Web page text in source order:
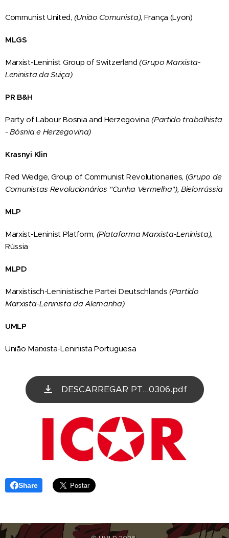
Communist United, (União Comunista), França (Lyon)
MLGS
Marxist-Leninist Group of Switzerland(Grupo Marxista-
Leninista da Suiça)
PR B&H
Party of Labour Bosnia and Herzegovina(Partido trabalhista
- Bósnia e Herzegovina)
Krasnyi Klin
Red Wedge, Group of Communist Revolutionaries, (Grupo de
Comunistas Revolucionários "Cunha Vermelha"), Bielorrússia
MLP
Marxist-Leninist Platform, (Plataforma Marxista-Leninista),
Rússia
MLPD
Marxistisch-Leninistische Partei Deutschlands(Partido
Marxista-Leninista da Alemanha)
UMLP
União Marxista-Leninista Portuguesa
DESCARREGAR PT...0306.pdf
Share